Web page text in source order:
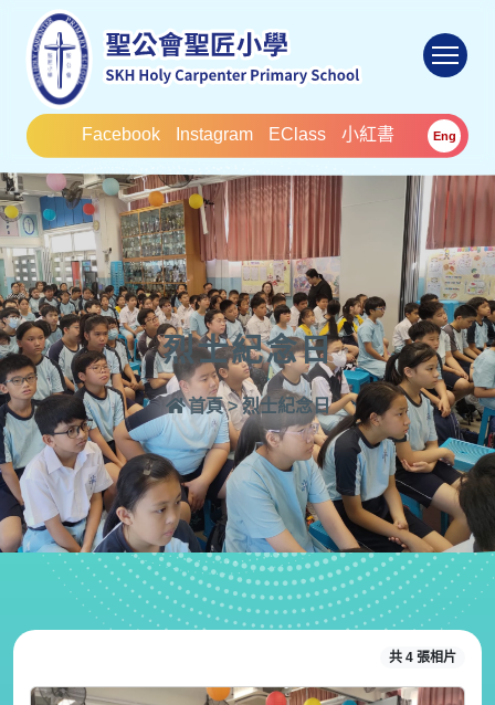
Facebook Instagram EClass 小紅書 Eng
烈士紀念日
首頁 > 烈士紀念日
共 4 張相片